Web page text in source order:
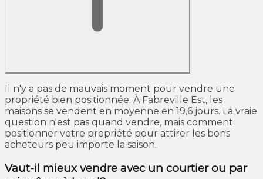
Il n'y a pas de mauvais moment pour vendre une
propriété bien positionnée. À Fabreville Est, les
maisons se vendent en moyenne en 19,6 jours. La vraie
question n'est pas quand vendre, mais comment
positionner votre propriété pour attirer les bons
acheteurs peu importe la saison.
Vaut-il mieux vendre avec un courtier ou par